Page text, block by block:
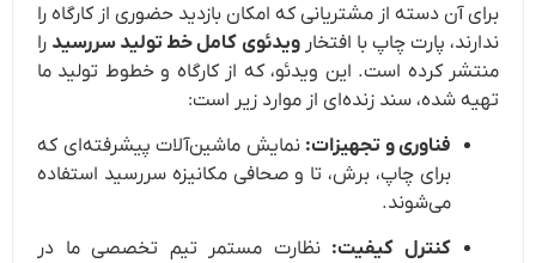
برای آن دسته از مشتریانی که امکان بازدید حضوری از کارگاه را
ندارند، پارت چاپ با افتخارویدئوی کامل خط تولید سررسید را
منتشر کرده است. این ویدئو، که از کارگاه و خطوط تولید ما
تهیه شده، سند زنده‌ای از موارد زیر است:
فناوری و تجهیزات: نمایش ماشین‌آلات پیشرفته‌ای که
برای چاپ، برش، تا و صحافی مکانیزه سررسید استفاده
می‌شوند.
کنترل کیفیت: نظارت مستمر تیم تخصصی ما در